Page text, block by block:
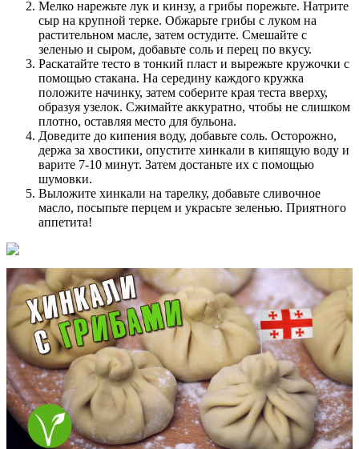
Мелко нарежьте лук и кинзу, а грибы порежьте. Натрите
сыр на крупной терке. Обжарьте грибы с луком на
растительном масле, затем остудите. Смешайте с
зеленью и сыром, добавьте соль и перец по вкусу.
Раскатайте тесто в тонкий пласт и вырежьте кружочки с
помощью стакана. На середину каждого кружка
положите начинку, затем соберите края теста вверху,
образуя узелок. Сжимайте аккуратно, чтобы не слишком
плотно, оставляя место для бульона.
Доведите до кипения воду, добавьте соль. Осторожно,
держа за хвостики, опустите хинкали в кипящую воду и
варите 7-10 минут. Затем достаньте их с помощью
шумовки.
Выложите хинкали на тарелку, добавьте сливочное
масло, посыпьте перцем и украсьте зеленью. Приятного
аппетита!